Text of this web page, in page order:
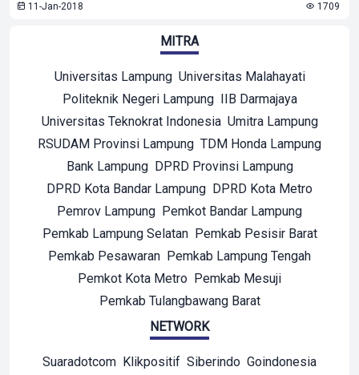
11-Jan-2018 1709
MITRA
Universitas Lampung Universitas Malahayati
Politeknik Negeri Lampung IIB Darmajaya
Universitas Teknokrat Indonesia Umitra Lampung
RSUDAM Provinsi Lampung TDM Honda Lampung
Bank Lampung DPRD Provinsi Lampung
DPRD Kota Bandar Lampung DPRD Kota Metro
Pemrov Lampung Pemkot Bandar Lampung
Pemkab Lampung Selatan Pemkab Pesisir Barat
Pemkab Pesawaran Pemkab Lampung Tengah
Pemkot Kota Metro Pemkab Mesuji
Pemkab Tulangbawang Barat
NETWORK
Suaradotcom Klikpositif Siberindo Goindonesia